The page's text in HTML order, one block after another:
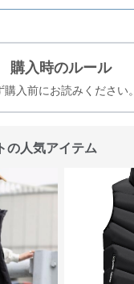
購入時のルール
購入前にお読みください。
の人気アイテム